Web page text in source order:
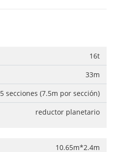
16t
33m
5 secciones (7.5m por sección)
reductor planetario
10.65m*2.4m